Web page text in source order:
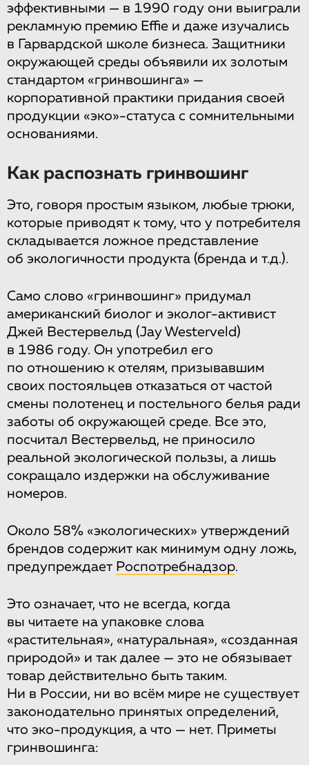
эффективными — в 1990 году они выиграли
рекламную премию Effie и даже изучались
в Гарвардской школе бизнеса. Защитники
окружающей среды объявили их золотым
стандартом «гринвошинга» —
корпоративной практики придания своей
продукции «эко»-статуса с сомнительными
основаниями.
Как распознать гринвошинг
Это, говоря простым языком, любые трюки,
которые приводят к тому, что у потребителя
складывается ложное представление
об экологичности продукта (бренда и т.д.).
Само слово «гринвошинг» придумал
американский биолог и эколог-активист
Джей Вестервельд (Jay Westerveld)
в 1986 году. Он употребил его
по отношению к отелям, призывавшим
своих постояльцев отказаться от частой
смены полотенец и постельного белья ради
заботы об окружающей среде. Все это,
посчитал Вестервельд, не приносило
реальной экологической пользы, а лишь
сокращало издержки на обслуживание
номеров.
Около 58% «экологических» утверждений
брендов содержит как минимум одну ложь,
предупреждает Роспотребнадзор.
Это означает, что не всегда, когда
вы читаете на упаковке слова
«растительная», «натуральная», «созданная
природой» и так далее — это не обязывает
товар действительно быть таким.
Ни в России, ни во всём мире не существует
законодательно принятых определений,
что эко-продукция, а что — нет. Приметы
гринвошинга: